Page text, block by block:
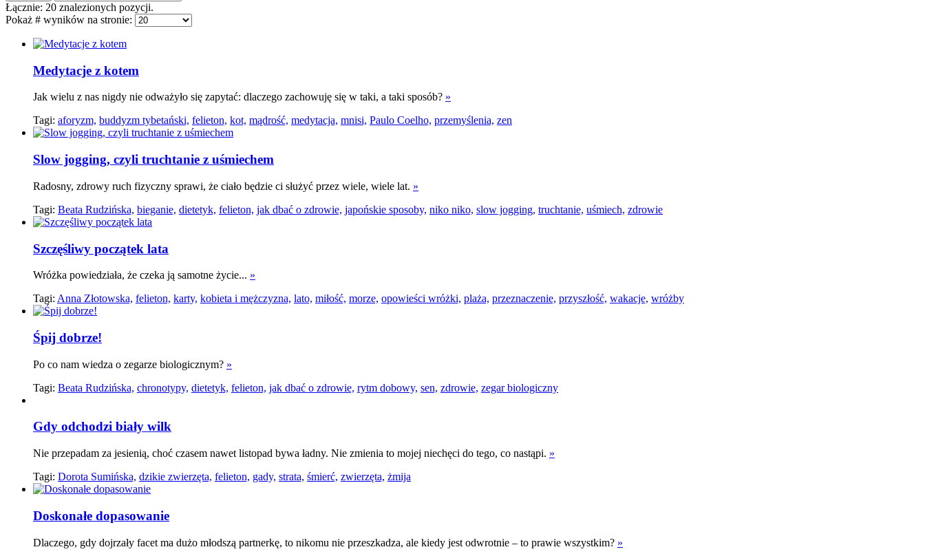
Łącznie: 20 znalezionych pozycji.
Pokaż # wyników na stronie:
Medytacje z kotem
Jak wielu z nas nigdy nie odważyło się zapytać: dlaczego zachowuję się w taki, a taki sposób? »
Tagi: aforyzm, buddyzm tybetański, felieton, kot, mądrość, medytacja, mnisi, Paulo Coelho, przemyślenia, zen
Slow jogging, czyli truchtanie z uśmiechem
Radosny, zdrowy ruch fizyczny sprawi, że ciało będzie ci służyć przez wiele, wiele lat. »
Tagi: Beata Rudzińska, bieganie, dietetyk, felieton, jak dbać o zdrowie, japońskie sposoby, niko niko, slow jogging, truchtanie, uśmiech, zdrowie
Szczęśliwy początek lata
Wróżka powiedziała, że czeka ją samotne życie... »
Tagi: Anna Złotowska, felieton, karty, kobieta i mężczyzna, lato, miłość, morze, opowieści wróżki, plaża, przeznaczenie, przyszłość, wakacje, wróżby
Śpij dobrze!
Po co nam wiedza o zegarze biologicznym? »
Tagi: Beata Rudzińska, chronotypy, dietetyk, felieton, jak dbać o zdrowie, rytm dobowy, sen, zdrowie, zegar biologiczny
Gdy odchodzi biały wilk
Nie przepadam za jesienią, choć czasem nawet listopad bywa ładny. Nie zmienia to mojej niechęci do tego, co nastąpi. »
Tagi: Dorota Sumińska, dzikie zwierzęta, felieton, gady, strata, śmierć, zwierzęta, żmija
Doskonałe dopasowanie
Dlaczego, gdy dojrzały facet ma dużo młodszą partnerkę, to nikomu nie przeszkadza, ale kiedy jest odwrotnie – to prawie wszystkim? »